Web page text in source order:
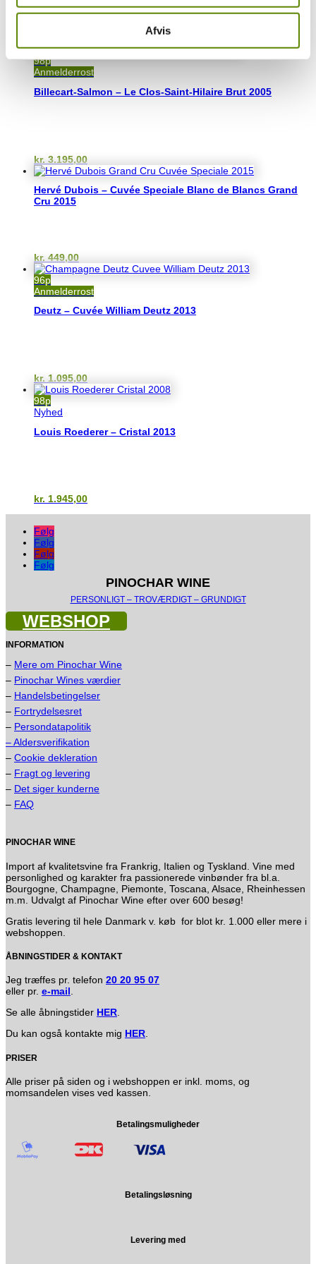
Afvis
Prisinterval:
kr. 285,00
til
98p
Anmelderrost
Billecart-Salmon – Le Clos-Saint-Hilaire Brut 2005
kr. 3.195,00
Hervé Dubois – Cuvée Speciale Blanc de Blancs Grand
Cru 2015
kr. 449,00
96p
Anmelderrost
Deutz – Cuvée William Deutz 2013
kr. 1.095,00
98p
Nyhed
Louis Roederer – Cristal 2013
kr. 1.945,00
Følg
Følg
Følg
Følg
PINOCHAR WINE
PERSONLIGT – TROVÆRDIGT – GRUNDIGT
WEBSHOP
INFORMATION
– Mere om Pinochar Wine
– Pinochar Wines værdier
– Handelsbetingelser
– Fortrydelsesret
– Persondatapolitik
– Aldersverifikation
– Cookie dekleration
– Fragt og levering
– Det siger kunderne
– FAQ
PINOCHAR WINE
Import af kvalitetsvine fra Frankrig, Italien og Tyskland. Vine med
personlighed og karakter fra passionerede vinbønder fra bl.a.
Bourgogne, Champagne, Piemonte, Toscana, Alsace, Rheinhessen
m.m. Udvalgt af Pinochar Wine efter over 600 besøg!
Gratis levering til hele Danmark v. køb for blot kr. 1.000 eller mere i
webshoppen.
ÅBNINGSTIDER & KONTAKT
Jeg træffes pr. telefon 20 20 95 07
eller pr. e-mail.
Se alle åbningstider HER.
Du kan også kontakte mig HER.
PRISER
Alle priser på siden og i webshoppen er inkl. moms, og
momsandelen vises ved kassen.
Betalingsmuligheder
Betalingsløsning
Levering med